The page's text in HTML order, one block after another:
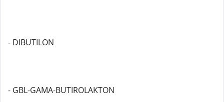
- DIBUTILON
- GBL-GAMA-BUTIROLAKTON